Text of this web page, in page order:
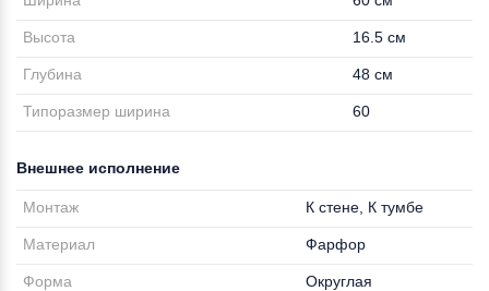
Высота 16.5 см
Глубина 48 см
Типоразмер ширина 60
Внешнее исполнение
Монтаж К стене, К тумбе
Материал Фарфор
Форма Округлая